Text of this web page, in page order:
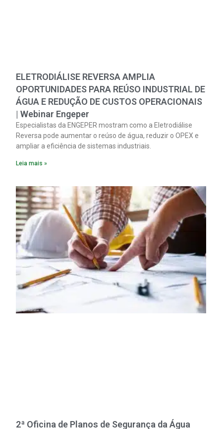
ELETRODIÁLISE REVERSA AMPLIA
OPORTUNIDADES PARA REÚSO INDUSTRIAL DE
ÁGUA E REDUÇÃO DE CUSTOS OPERACIONAIS
| Webinar Engeper
Especialistas da ENGEPER mostram como a Eletrodiálise
Reversa pode aumentar o reúso de água, reduzir o OPEX e
ampliar a eficiência de sistemas industriais.
Leia mais »
2ª Oficina de Planos de Segurança da Água